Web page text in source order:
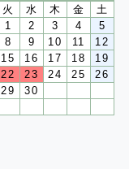
火 水 木 金
土
1
2 3 4
5
8 9 10 11
12
15 16 17 18
19
22 23 24 25
26
29 30